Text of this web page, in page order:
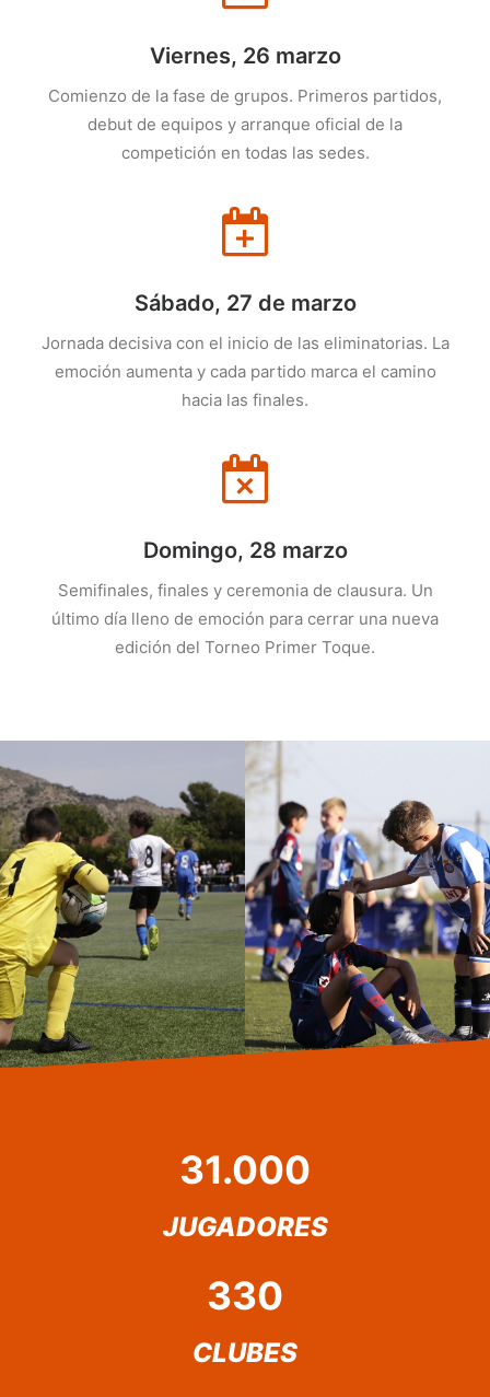
Viernes, 26 marzo
Comienzo de la fase de grupos. Primeros partidos,
debut de equipos y arranque oficial de la
competición en todas las sedes.
Sábado, 27 de marzo
Jornada decisiva con el inicio de las eliminatorias. La
emoción aumenta y cada partido marca el camino
hacia las finales.
Domingo, 28 marzo
Semifinales, finales y ceremonia de clausura. Un
último día lleno de emoción para cerrar una nueva
edición del Torneo Primer Toque.
31.000
JUGADORES
330
CLUBES